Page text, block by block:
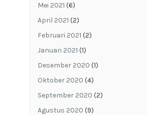
Mei 2021 (6)
April 2021 (2)
Februari 2021 (2)
Januari 2021 (1)
Desember 2020 (1)
Oktober 2020 (4)
September 2020 (2)
Agustus 2020 (9)